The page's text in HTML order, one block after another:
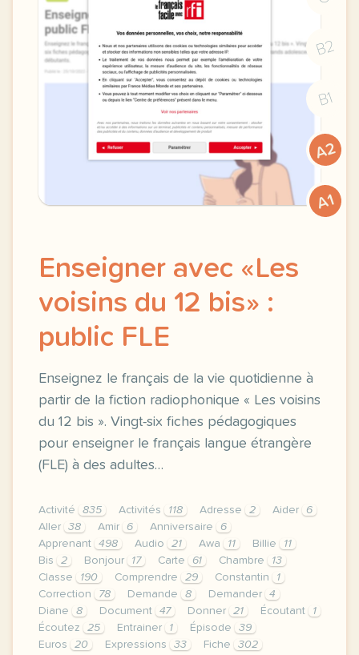
B2
B1
A2
A1
Enseigner avec «Les
voisins du 12 bis» :
public FLE
Enseignez le français de la vie quotidienne à
partir de la fiction radiophonique « Les voisins
du 12 bis ». Vingt-six fiches pédagogiques
pour enseigner le français langue étrangère
(FLE) à des adultes…
Activité 835 Activités 118 Adresse 2 Aider
6
Aller
38 Amir 6 Anniversaire
6
Apprenant
498 Audio 21 Awa 11 Billie
11
Bis
2 Bonjour 17 Carte 61 Chambre
13
Classe
190 Comprendre 29 Constantin
1
Correction
78 Demande 8 Demander
4
Diane
8 Document 47 Donner 21 Écoutant
1
Écoutez
25 Entrainer 1 Épisode
39
Euros
20 Expressions 33 Fiche
302